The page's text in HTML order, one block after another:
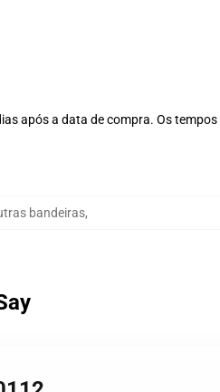
após a data de compra. Os
bandeiras,